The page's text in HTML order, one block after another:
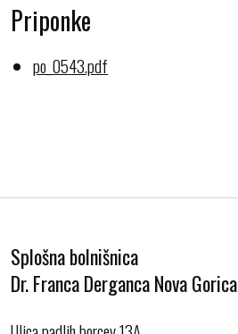
Priponke
po_0543.pdf
Splošna bolnišnica
Dr. Franca Derganca Nova Gorica